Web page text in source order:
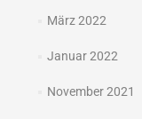
März 2022
Januar 2022
November 2021